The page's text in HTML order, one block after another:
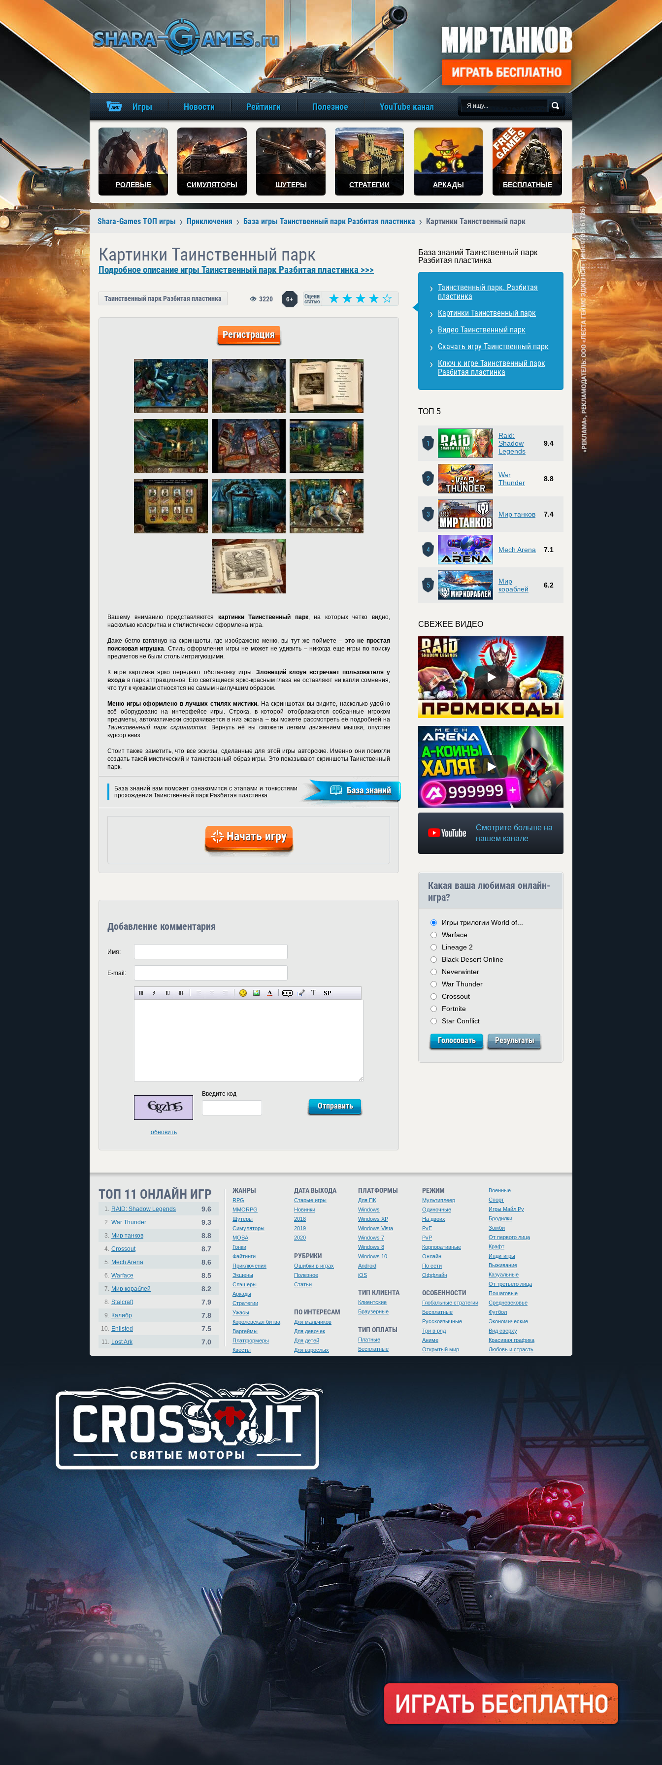
игры онлайн бесплатно
Игры Новости Рейтинги Полезное YouTube канал
РОЛЕВЫЕ СИМУЛЯТОРЫ ШУТЕРЫ СТРАТЕГИИ АРКАДЫ БЕСПЛАТНЫЕ
Shara-Games ТОП игры Приключения База игры Таинственный парк Разбитая пластинка Картинки Таинственный парк
Картинки Таинственный парк
Подробное описание игры Таинственный парк Разбитая пластинка >>>
Таинственный парк Разбитая пластинка 6+
3220
Регистрация
Вашему вниманию представляются картинки Таинственный парк, на которых четко видно,
насколько колоритна и стилистически оформлена игра.
Даже бегло взглянув на скриншоты, где изображено меню, вы тут же поймете – это не простая
поисковая игрушка. Стиль оформления игры не может не удивить – никогда еще игры по поиску
предметов не были столь интригующими.
К игре картинки ярко передают обстановку игры. Зловещий клоун встречает пользователя у
входа в парк аттракционов. Его светящиеся ярко-красным глаза не оставляют ни капли сомнения,
что тут к чужакам относятся не самым наилучшим образом.
Меню игры оформлено в лучших стилях мистики. На скриншотах вы видите, насколько удобно
всё оборудовано на интерфейсе игры. Строка, в которой отображаются собранные игроком
предметы, автоматически сворачивается в низ экрана – вы можете рассмотреть её подробней на
Таинственный парк скриншотах. Вернуть её вы сможете легким движением мышки, опустив
курсор вниз.
Стоит также заметить, что все эскизы, сделанные для этой игры авторские. Именно они помогли
создать такой мистический и таинственный образ игры. Это показывают скриншоты Таинственный
парк.
База знаний вам поможет ознакомится с этапами и тонкостями
прохождения Таинственный парк Разбитая пластинка
База знаний
Начать игру
Добавление комментария
Имя:
E-mail:
обновить
Введите код
База знаний Таинственный парк
Разбитая пластинка
Таинственный парк. Разбитая
пластинка
Картинки Таинственный парк
Видео Таинственный парк
Скачать игру Таинственный парк
Ключ к игре Таинственный парк
Разбитая пластинка
ТОП 5
1
Raid:
Shadow
Legends
9.4
2
War
Thunder
8.8
3 Мир танков 7.4
4 Mech Arena 7.1
5
Мир
кораблей
6.2
СВЕЖЕЕ ВИДЕО
Смотрите больше на
нашем канале
Какая ваша любимая онлайн-
игра?
Игры трилогии World of...
Warface
Lineage 2
Black Desert Online
Neverwinter
War Thunder
Crossout
Fortnite
Star Conflict
ТОП 11 ОНЛАЙН ИГР
1. RAID: Shadow Legends 9.6
2. War Thunder 9.3
3. Мир танков 8.8
4. Crossout 8.7
5. Mech Arena 8.6
6. Warface 8.5
7. Мир кораблей 8.2
8. Stalcraft 7.9
9. Калибр 7.8
10. Enlisted 7.5
11. Lost Ark 7.0
ЖАНРЫ
RPG
MMORPG
Шутеры
Симуляторы
MOBA
Гонки
Файтинги
Приключения
Экшены
Слэшеры
Аркады
Стратегии
Ужасы
Королевская битва
Варгеймы
Платформеры
Квесты
ДАТА ВЫХОДА
Старые игры
Новинки
2018
2019
2020
РУБРИКИ
Ошибки в играх
Полезное
Статьи
ПО ИНТЕРЕСАМ
Для мальчиков
Для девочек
Для детей
Для взрослых
ПЛАТФОРМЫ
Для ПК
Windows
Windows XP
Windows Vista
Windows 7
Windows 8
Windows 10
Android
iOS
ТИП КЛИЕНТА
Клиентские
Браузерные
ТИП ОПЛАТЫ
Платные
Бесплатные
РЕЖИМ
Мультиплеер
Одиночные
На двоих
PvE
PvP
Корпоративные
Онлайн
По сети
Оффлайн
ОСОБЕННОСТИ
Глобальные стратегии
Бесплатные
Русскоязычные
Три в ряд
Аниме
Открытый мир
Военные
Спорт
Игры Майл.Ру
Бродилки
Зомби
От первого лица
Крафт
Инди-игры
Выживание
Казуальные
От третьего лица
Пошаговые
Средневековье
Футбол
Экономические
Вид сверху
Красивая графика
Любовь и страсть